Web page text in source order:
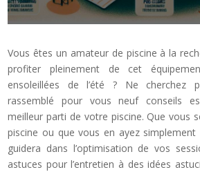
Vous êtes un amateur de piscine à la
profiter pleinement de cet
ensoleillées de l’été ? Ne cherchez
rassemblé pour vous neuf conseils
meilleur parti de votre piscine. Que vous
piscine ou que vous en ayez
guidera dans l’optimisation de vos
astuces pour l’entretien à des idées